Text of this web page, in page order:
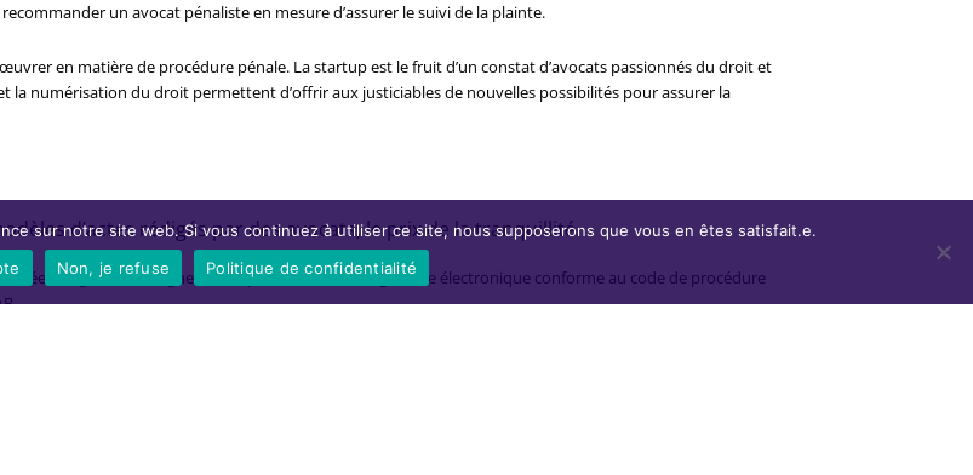
un avocat pénaliste en mesure d’assurer le suivi de la plainte.
en matière de procédure pénale. La startup est le fruit d’un constat d’avocats passionnés du droit et
la numérisation du droit permettent d’offrir aux justiciables de nouvelles possibilités pour assurer la
d’actes rédigés par des avocats, le prix de la tranquillité.
en ligne. Vous signez votre plainte avec une signature électronique conforme au code de procédure
sur notre site web. Si vous continuez à utiliser ce site, nous supposerons que vous en êtes satisfait.e.
Non, je refuse Politique de confidentialité